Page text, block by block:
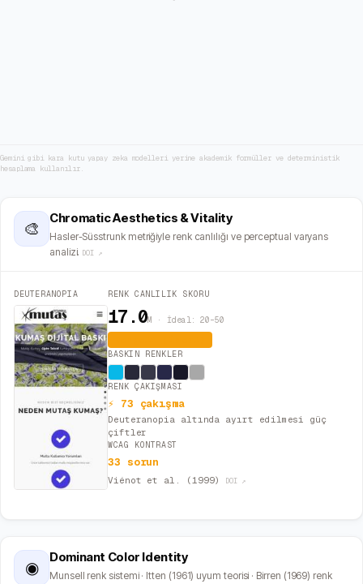
Gemini gibi kara kutu yapay zeka modelleri yerine akademik formüller ve deterministik
hesaplama kullanılır.
🎨
Chromatic Aesthetics & Vitality
Hasler-Süsstrunk metriğiyle renk canlılığı ve perceptual varyans
analizi. DOI ↗
DEUTERANOPIA RENK CANLILIK SKORU
17.0M · İdeal: 20–50
BASKIN RENKLER
RENK ÇAKIŞMASI
⚡ 73 çakışma
Deuteranopia altında ayırt edilmesi güç
çiftler
WCAG KONTRAST
33 sorun
Viénot et al. (1999) DOI ↗
◉
Dominant Color Identity
Munsell renk sistemi · Itten (1961) uyum teorisi · Birren (1969) renk